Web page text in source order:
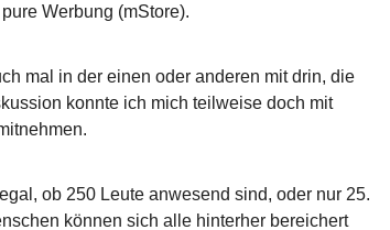
Werbung (mStore).
mal in der einen oder anderen mit drin, die
konnte ich mich teilweise doch mit
ob 250 Leute anwesend sind, oder nur 25.
können sich alle hinterher bereichert